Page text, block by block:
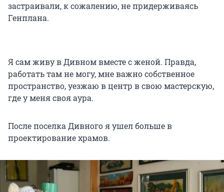
застраивали, к сожалению, не придерживаясь
Генплана.
Я сам живу в Дивном вместе с женой. Правда,
работать там не могу, мне важно собственное
пространство, уезжаю в центр в свою мастерскую,
где у меня своя аура.
После поселка Дивного я ушел больше в
проектирование храмов.